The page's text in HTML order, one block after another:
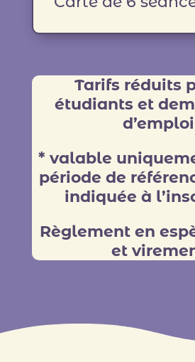
Tarifs réduits
étudiants et
d’emploi
* valable
période de
indiquée à
Règlement en
et